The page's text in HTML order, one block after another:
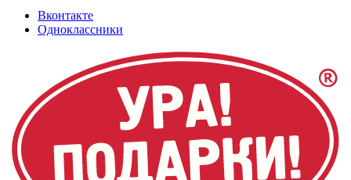
Вконтакте
Одноклассники